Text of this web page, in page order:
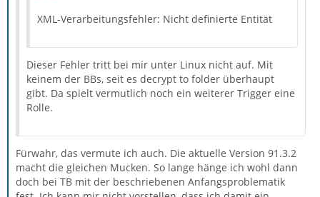
XML-Verarbeitungsfehler: Nicht definierte Entität
Dieser Fehler tritt bei mir unter Linux nicht auf. Mit
keinem der BBs, seit es decrypt to folder überhaupt
gibt. Da spielt vermutlich noch ein weiterer Trigger eine
Rolle.
Fürwahr, das vermute ich auch. Die aktuelle Version 91.3.2
macht die gleichen Mucken. So lange hänge ich wohl dann
doch bei TB mit der beschriebenen Anfangsproblematik